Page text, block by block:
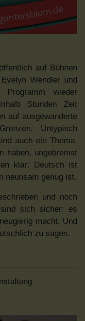
auf Bühnen
Wendler und
wieder
Stunden Zeit
auf ausgewanderte
Untypisch
auch ein Thema.
haben, ungebremst
klar: Deutsch ist
neunsam genug ist.
und noch
sich sicher: es
macht. Und
zu sagen.